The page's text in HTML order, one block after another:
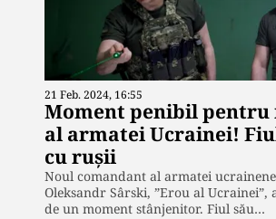
21 Feb. 2024, 16:55
Moment penibil pentru
al armatei Ucrainei!
cu rușii
Noul comandant al armatei
Oleksandr Sârski, ”Erou al Ucrainei”,
de un moment stânjenitor. Fiul său…